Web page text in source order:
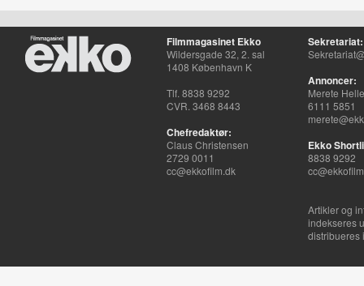
Filmmagasinet Ekko
Wildersgade 32, 2. sal
1408 København K
Tlf. 8838 9292
CVR. 3468 8443
Chefredaktør:
Claus Christensen
2729 0011
cc@ekkofilm.dk
Sekretariat:
Annoncer:
Merete
6111 5851
Ekko
8838 9292
Artikler og
indekseres
distribueres